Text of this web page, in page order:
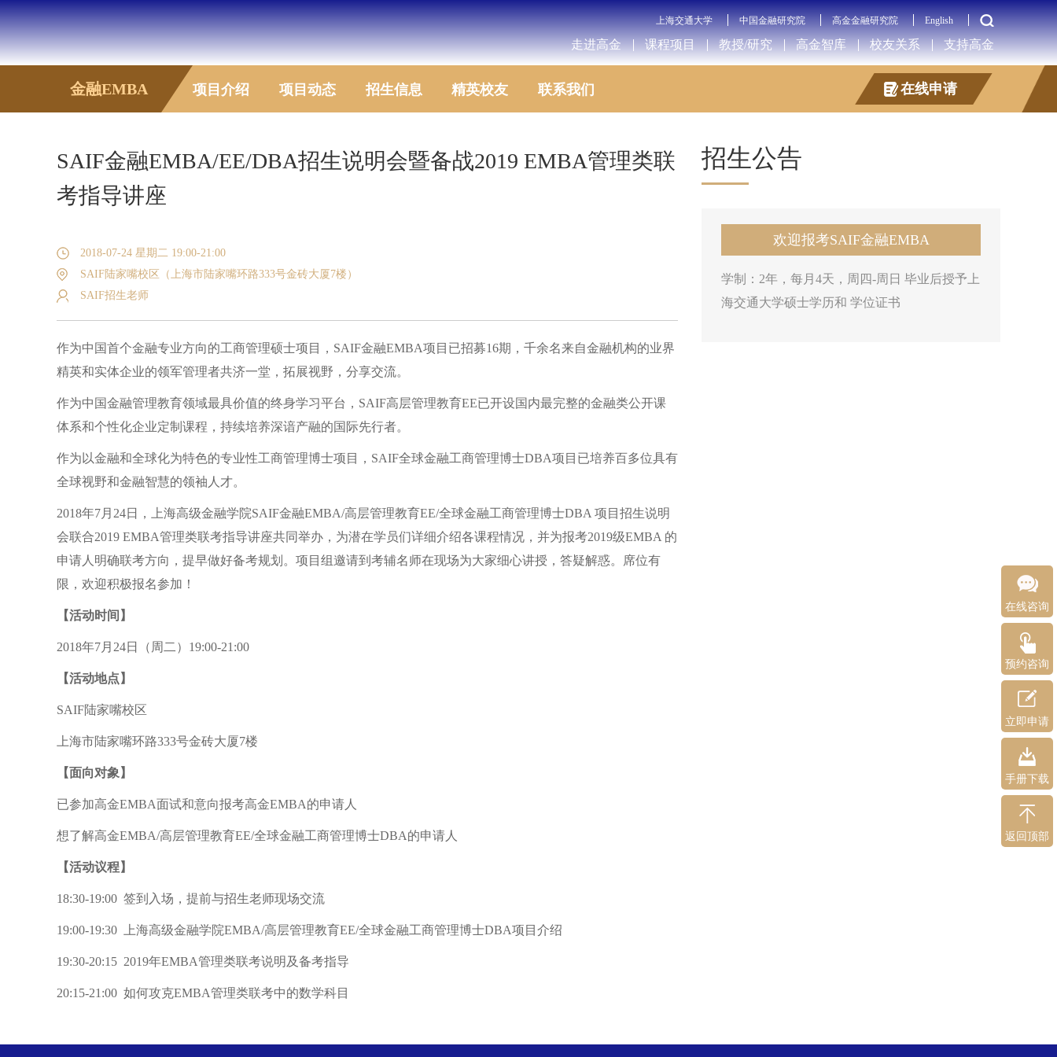
上海交通大学 中国金融研究院 高金金融研究院 English
走进高金 课程项目 教授/研究 高金智库 校友关系 支持高金
金融EMBA 项目介绍 项目动态 招生信息 精英校友 联系我们 在线申请
在线咨询
预约咨询
立即申请
手册下载
返回顶部
SAIF金融EMBA/EE/DBA招生说明会暨备战2019 EMBA管理类联
考指导讲座
2018-07-24 星期二 19:00-21:00
SAIF陆家嘴校区（上海市陆家嘴环路333号金砖大厦7楼）
SAIF招生老师
作为中国首个金融专业方向的工商管理硕士项目， SAIF金融EMBA项目已招募16期，千余名来自金融机构的业界
精英和实体企业的领军管理者共济一堂，拓展视野，分享交流。
作为中国金融管理教育领域最具价值的终身学习平台， SAIF高层管理教育EE已开设国内最完整的金融类公开课
体系和个性化企业定制课程，持续培养深谙产融的国际先行者。
作为以金融和全球化为特色的专业性工商管理博士项目， SAIF全球金融工商管理博士DBA项目已培养百多位具有
全球视野和金融智慧的领袖人才。
2018年7月 24日，上海高级金融学院SAIF金融EMBA/高层管理教育EE/全球金融工商管理博士DBA 项目招生说明
会联合2019 EMBA管理类联考指导讲座共同举办，为潜在学员们详细介绍各课程情况，并为报考2019级EMBA 的
申请人明确联考方向，提早做好备考规划。项目组邀请到考辅名师在现场为大家细心讲授，答疑解惑。席位有
限，欢迎积极报名参加！
【活动时间】
2018年7月 24日（周二） 19:00-21:00
【活动地点】
SAIF陆家嘴校区
上海市陆家嘴环路333号金砖大厦7楼
【面向对象】
已参加高金EMBA面试和意向报考高金EMBA的申请人
想了解高金EMBA/高层管理教育EE/全球金融工商管理博士DBA的申请人
【活动议程】
18:30-19:00 签到入场，提前与招生老师现场交流
19:00-19:30 上海高级金融学院EMBA/高层管理教育EE/全球金融工商管理博士DBA项目介绍
19:30-20:15 2019年EMBA管理类联考说明及备考指导
20:15-21:00 如何攻克EMBA管理类联考中的数学科目
招生公告
欢迎报考SAIF金融EMBA
学制：2年，每月4天，周四-周日 毕业后授予上
海交通大学硕士学历和 学位证书